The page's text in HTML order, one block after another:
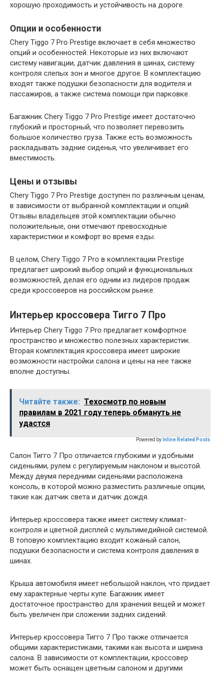
хорошую проходимость и устойчивость на дороге.
Опции и особенности
Chery Tiggo 7 Pro Prestige включает в себя множество
опций и особенностей. Некоторые из них включают
систему навигации, датчик давления в шинах, систему
контроля слепых зон и многое другое. В комплектацию
входят также подушки безопасности для водителя и
пассажиров, а также система помощи при парковке.
Багажник Chery Tiggo 7 Pro Prestige имеет достаточно
глубокий и просторный, что позволяет перевозить
большое количество груза. Также есть возможность
раскладывать задние сиденья, что увеличивает его
вместимость.
Цены и отзывы
Chery Tiggo 7 Pro Prestige доступен по различным ценам,
в зависимости от выбранной комплектации и опций.
Отзывы владельцев этой комплектации обычно
положительные, они отмечают превосходные
характеристики и комфорт во время езды.
В целом, Chery Tiggo 7 Pro в комплектации Prestige
предлагает широкий выбор опций и функциональных
возможностей, делая его одним из лидеров продаж
среди кроссоверов на российском рынке.
Интерьер кроссовера Тигго 7 Про
Интерьер Chery Tiggo 7 Pro предлагает комфортное
пространство и множество полезных характеристик.
Вторая комплектация кроссовера имеет широкие
возможности настройки салона и цены на нее также
вполне доступны.
Читайте также: Техосмотр по новым
правилам в 2021 году теперь обмануть не
удастся
Powered by Inline Related Posts
Салон Тигго 7 Про отличается глубокими и удобными
сиденьями, рулем с регулируемым наклоном и высотой.
Между двумя передними сиденьями расположена
консоль, в которой можно разместить различные опции,
такие как датчик света и датчик дождя.
Интерьер кроссовера также имеет систему климат-
контроля и цветной дисплей с мультимедийной системой.
В топовую комплектацию входит кожаный салон,
подушки безопасности и система контроля давления в
шинах.
Крыша автомобиля имеет небольшой наклон, что придает
ему характерные черты купе. Багажник имеет
достаточное пространство для хранения вещей и может
быть увеличен при сложении задних сидений.
Интерьер кроссовера Тигго 7 Про также отличается
общими характеристиками, такими как высота и ширина
салона. В зависимости от комплектации, кроссовер
может быть оснащен цветным салоном и другими